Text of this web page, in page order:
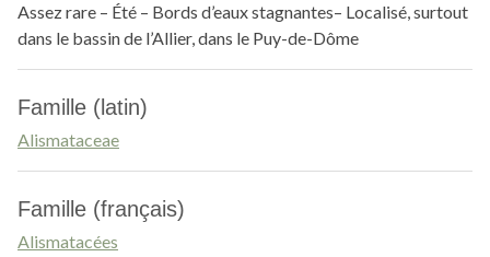
Assez rare – Été – Bords d’eaux stagnantes– Localisé, surtout
dans le bassin de l’Allier, dans le Puy-de-Dôme
Famille (latin)
Alismataceae
Famille (français)
Alismatacées